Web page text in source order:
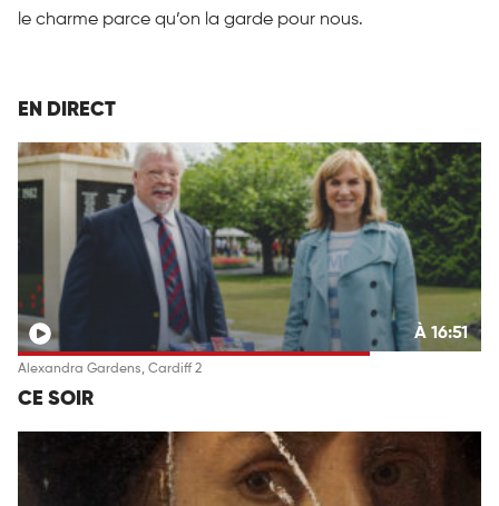
le charme parce qu’on la garde pour nous.
EN DIRECT
À 16:51
Alexandra Gardens, Cardiff 2
CE SOIR